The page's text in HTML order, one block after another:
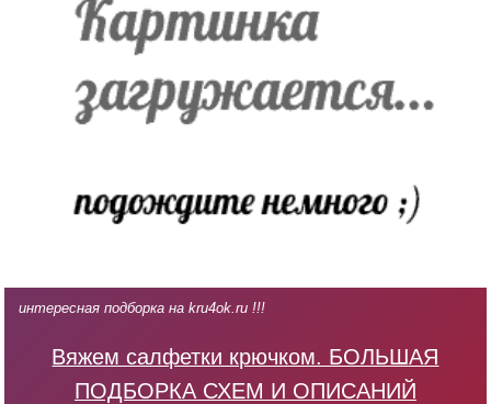
интересная подборка на kru4ok.ru !!!
Вяжем салфетки крючком. БОЛЬШАЯ
ПОДБОРКА СХЕМ И ОПИСАНИЙ